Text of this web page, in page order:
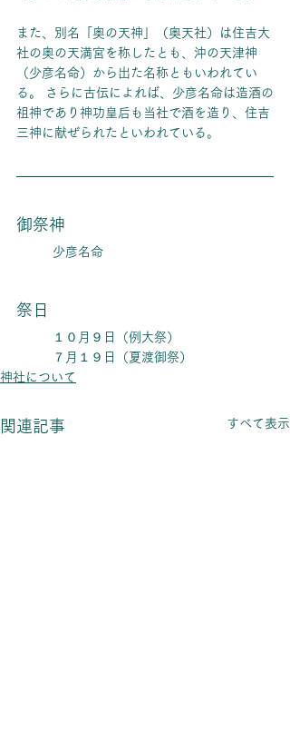
また、別名「奥の天神」（奥天社）は住吉大
社の奥の天満宮を称したとも、沖の天津神
（少彦名命）から出た名称ともいわれてい
る。 さらに古伝によれば、少彦名命は造酒の
祖神であり神功皇后も当社で酒を造り、住吉
三神に献ぜられたといわれている。
御祭神
少彦名命
祭日
１０月９日（例大祭）
７月１９日（夏渡御祭）
神社について
関連記事 すべて表示